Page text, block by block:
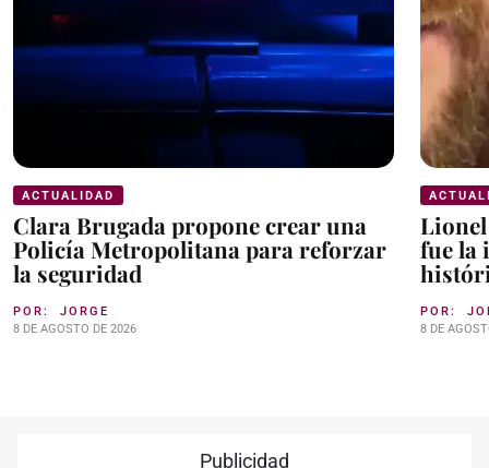
ACTUALIDAD
Clara Brugada propone crear una
Policía Metropolitana para reforzar
la seguridad
POR: JORGE
8 DE AGOSTO DE 2026
fue la
POR:
8 DE
Publicidad